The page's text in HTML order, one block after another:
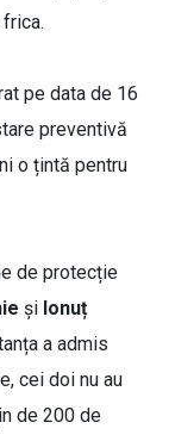
pe data de 16
preventivă
o țintă pentru
de protecție
și Ionuț
a admis
cei doi nu au
de 200 de